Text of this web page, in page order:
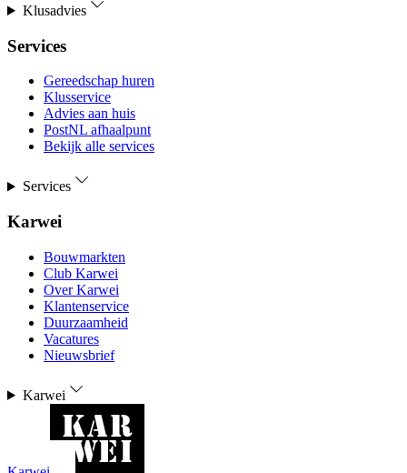
Klusadvies
Services
Gereedschap huren
Klusservice
Advies aan huis
PostNL afhaalpunt
Bekijk alle services
Services
Karwei
Bouwmarkten
Club Karwei
Over Karwei
Klantenservice
Duurzaamheid
Vacatures
Nieuwsbrief
Karwei